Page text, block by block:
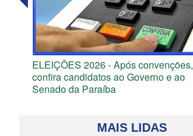
ELEIÇÕES 2026 - Após convenções,
confira candidatos ao Governo e ao
Senado da Paraíba
MAIS LIDAS